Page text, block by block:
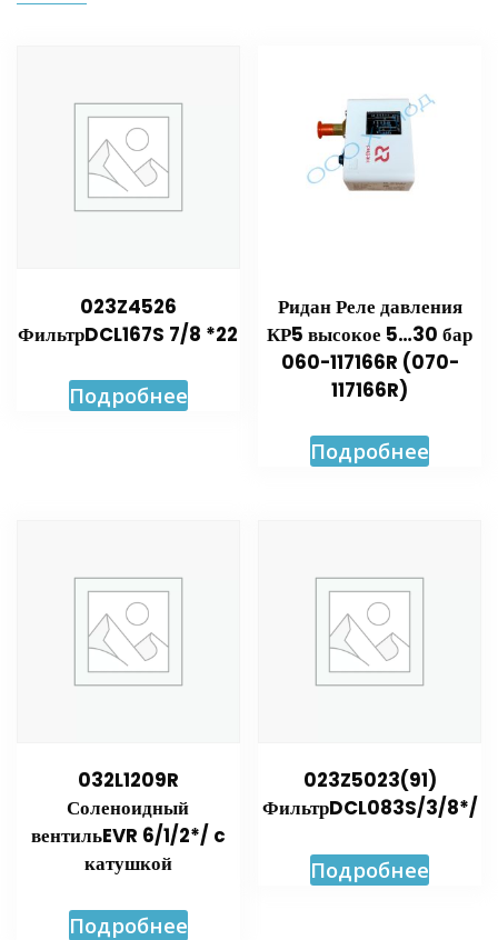
023Z4526
ФильтрDCL167S 7/8 *22
Подробнее
Ридан Реле давления
КР5 высокое 5…30 бар
060-117166R (070-
117166R)
Подробнее
032L1209R
Соленоидный
вентильEVR 6/1/2*/ c
катушкой
Подробнее
023Z5023(91)
ФильтрDCL083S/3/8*/
Подробнее